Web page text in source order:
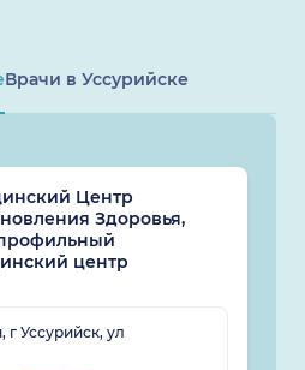
Врачи в Уссурийске
Центр
Здоровья,
центр
Уссурийск, ул